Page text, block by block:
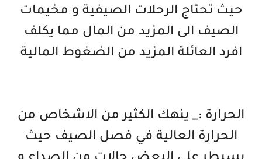
حيث تحتاج الرحلات الصيفية و مخيمات
الصيف الى المزيد من المال مما يكلف
افرد العائلة المزيد من الضغوط المالية
الحرارة :_ ينهك الكثير من الاشخاص من
الحرارة العالية في فصل الصيف حيث